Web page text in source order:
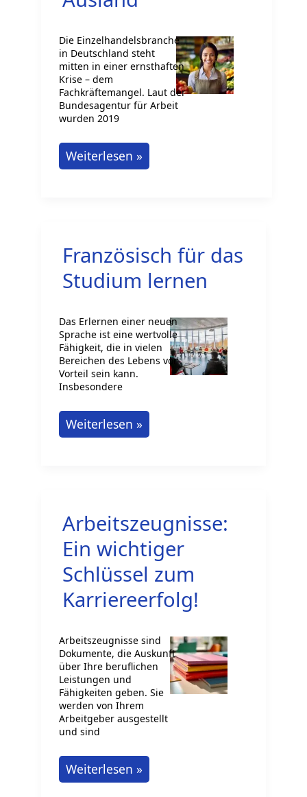
Die Einzelhandelsbranche
in Deutschland steht
mitten in einer ernsthaften
Krise – dem
Fachkräftemangel. Laut der
Bundesagentur für Arbeit
wurden 2019
Personalgewinnung
für
im
Ausland
Weiterlesen »
Französisch für das
Studium lernen
Das Erlernen einer neuen
Sprache ist eine wertvolle
Fähigkeit, die in vielen
Bereichen des Lebens von
Vorteil sein kann.
Insbesondere
Französisch
für
Weiterlesen »
Arbeitszeugnisse:
Ein wichtiger
Schlüssel zum
Karriereerfolg!
Arbeitszeugnisse sind
Dokumente, die Auskunft
über Ihre beruflichen
Leistungen und
Fähigkeiten geben. Sie
werden von Ihrem
Arbeitgeber ausgestellt
und sind
Arbeitszeugnisse:
Ein
Weiterlesen »